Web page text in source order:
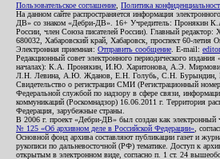
Пользовательское соглашение Политика
На данном сайте распространяется информация
ДВ» со знаком «Дебри-ДВ». 16+ Учредитель: Пронякин
России, член Союза писателей России). Главный
680032, Хабаровский край, Хабаровск, проспект 60-летия
Электронная приемная: Отправить сообщение . E-mail:
Редакционный совет электронного периодического
началах): К.А. Пронякин, И.Ю. Харитонова, А.Э.
Л.Н. Левина, А.Ю. Жданов, Е.Н. Голубь, С.Н. Бурындин,
Свидетельство о регистрации СМИ (Регистрационный
Федеральной службой по надзору в сфере связи,
коммуникаций (Роскомнадзор) 16.06.2011 г. Территория
Федерация, зарубежные страны.
В 2006 г. проект «Дебри-ДВ» был создан как электронный
№ 125 «Об архивном деле в Российской Федерации» ,
Основной фонд архива составляют публикации газет и
рукописи по дальневосточной (РФ) тематике. Доступ к
открытым в электронном виде, согласно п. 1 ст. 24